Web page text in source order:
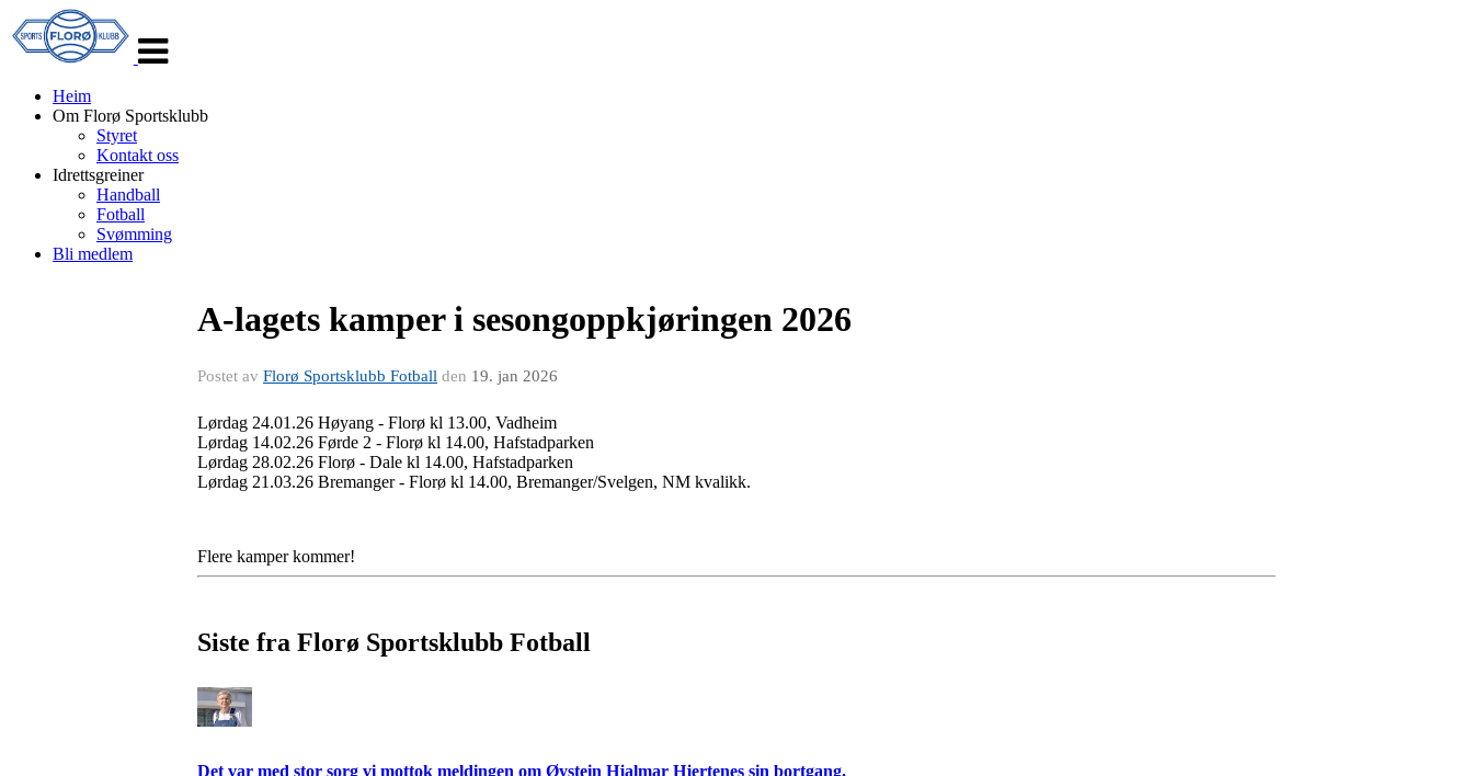
navigasjon
Heim
Om Florø Sportsklubb
Styret
Kontakt oss
Idrettsgreiner
Handball
Fotball
Svømming
Bli medlem
A-lagets kamper i sesongoppkjøringen 2026
Postet av Florø Sportsklubb Fotball den 19. jan 2026
Lørdag 24.01.26 Høyang - Florø kl 13.00, Vadheim
Lørdag 14.02.26 Førde 2 - Florø kl 14.00, Hafstadparken
Lørdag 28.02.26 Florø - Dale kl 14.00, Hafstadparken
Lørdag 21.03.26 Bremanger - Florø kl 14.00, Bremanger/Svelgen, NM kvalikk.
Flere kamper kommer!
Siste fra Florø Sportsklubb Fotball
Det var med stor sorg vi mottok meldingen om Øystein Hjalmar Hjertenes sin bortgang.